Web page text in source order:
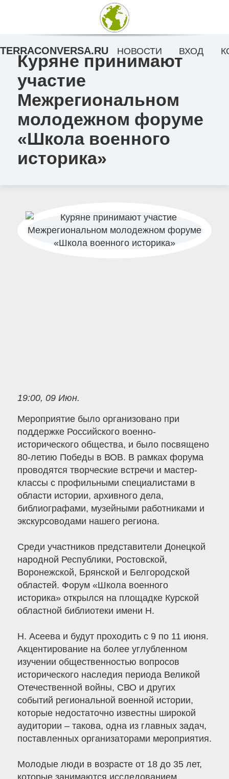
Куряне принимают
участие
Межрегиональном
молодежном форуме
«Школа военного
историка»
19:00, 09 Июн.
Мероприятие было организовано при
поддержке Российского военно-
исторического общества, и было посвящено
80-летию Победы в ВОВ. В рамках форума
проводятся творческие встречи и мастер-
классы с профильными специалистами в
области истории, архивного дела,
библиографами, музейными работниками и
экскурсоводами нашего региона.
Среди участников представители Донецкой
народной Республики, Ростовской,
Воронежской, Брянской и Белгородской
областей. Форум «Школа военного
историка» открылся на площадке Курской
областной библиотеки имени Н.
Н. Асеева и будут проходить с 9 по 11 июня.
Акцентирование на более углубленном
изучении общественностью вопросов
исторического наследия периода Великой
Отечественной войны, СВО и других
событий региональной военной истории,
которые недостаточно известны широкой
аудитории – такова, одна из главных задач,
поставленных организаторами мероприятия.
Молодые люди в возрасте от 18 до 35 лет,
TERRACONVERSA.RU НОВОСТИ ВХОД